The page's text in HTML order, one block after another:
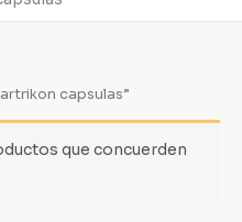
capsulas”
que concuerden